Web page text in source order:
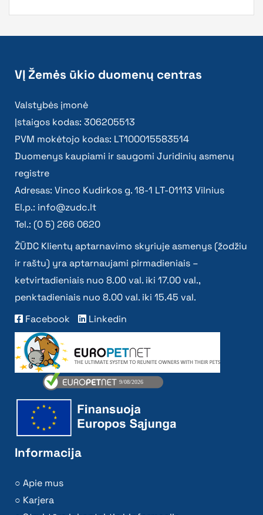
VĮ Žemės ūkio duomenų centras
Valstybės įmonė
Įstaigos kodas: 306205513
PVM mokėtojo kodas: LT100015583514
Duomenys kaupiami ir saugomi Juridinių asmenų
registre
Adresas: Vinco Kudirkos g. 18-1 LT-01113 Vilnius
El.p.: info@zudc.lt
Tel.: (0 5) 266 0620
ŽŪDC Klientų aptarnavimo skyriuje asmenys (žodžiu
ir raštu) yra aptarnaujami pirmadieniais –
ketvirtadieniais nuo 8.00 val. iki 17.00 val.,
penktadieniais nuo 8.00 val. iki 15.45 val.
Facebook
Linkedin
Informacija
Apie mus
Karjera